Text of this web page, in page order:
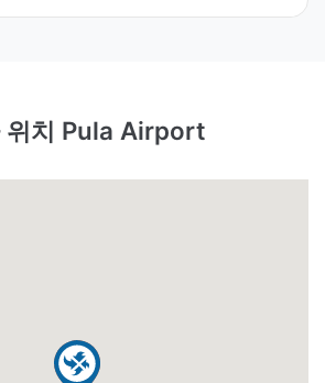
위치 Pula Airport